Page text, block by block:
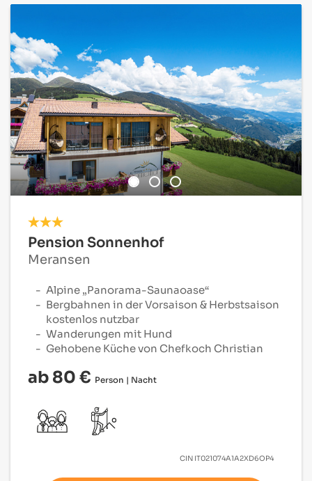
Pension Sonnenhof
Meransen
Alpine „Panorama-Saunaoase“
Bergbahnen in der Vorsaison & Herbstsaison
kostenlos nutzbar
Wanderungen mit Hund
Gehobene Küche von Chefkoch Christian
ab 80 € Person | Nacht
CIN IT021074A1A2XD6OP4